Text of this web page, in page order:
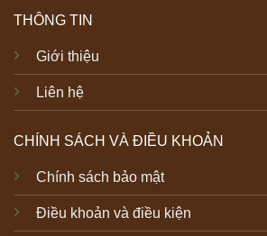
THÔNG TIN
Giới thiệu
Liên hệ
CHÍNH SÁCH VÀ ĐIỀU KHOẢN
Chính sách bảo mật
Điều khoản và điều kiện